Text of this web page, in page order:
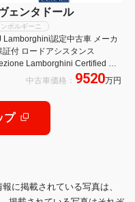
ェンタドール
ンボルギーニ
Lamborghini認定中古車 メーカ
証付 ロードアシスタンス
Lamborghini Certified Pre
中古車価格： 9520万円
プ
に掲載されている写真は、